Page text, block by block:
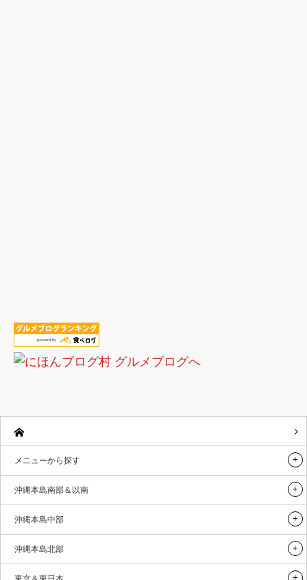
メニューから探す
沖縄本島南部＆以南
沖縄本島中部
沖縄本島北部